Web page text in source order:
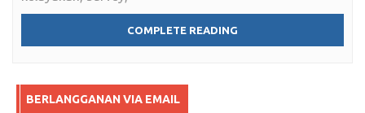
COMPLETE READING
BERLANGGANAN VIA EMAIL